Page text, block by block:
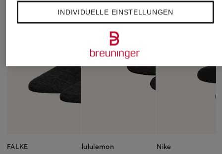
FALKE
lululemon
Nike
INDIVIDUELLE EINSTELLUNGEN